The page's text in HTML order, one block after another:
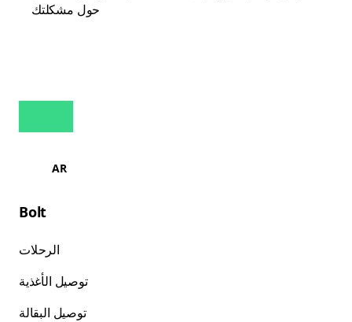
حول مشكلتك
AR
Bolt
الرحلات
توصيل الأغذية
توصيل البقالة